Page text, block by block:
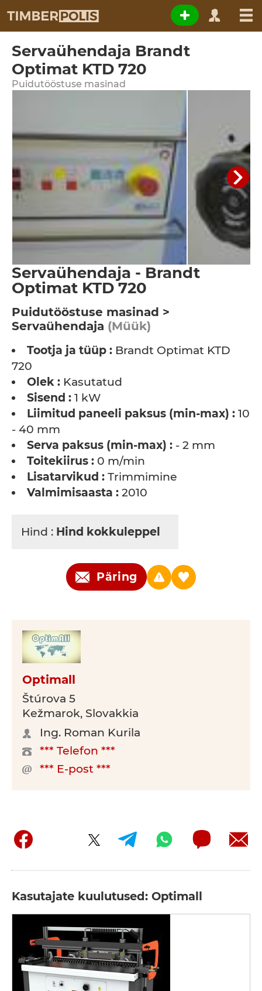
Servaühendaja Brandt
Optimat KTD 720
Puidutööstuse masinad
Servaühendaja - Brandt
Optimat KTD 720
Puidutööstuse masinad >
Servaühendaja (Müük)
Tootja ja tüüp : Brandt Optimat KTD
720
Olek : Kasutatud
Sisend : 1 kW
Liimitud paneeli paksus (min-max) : 10
- 40 mm
Serva paksus (min-max) : - 2 mm
Toitekiirus : 0 m/min
Lisatarvikud : Trimmimine
Valmimisaasta : 2010
Hind : Hind kokkuleppel
Päring
Optimall
Štúrova 5
Kežmarok, Slovakkia
Ing. Roman Kurila
*** Telefon ***
*** E-post ***
Kasutajate kuulutused: Optimall